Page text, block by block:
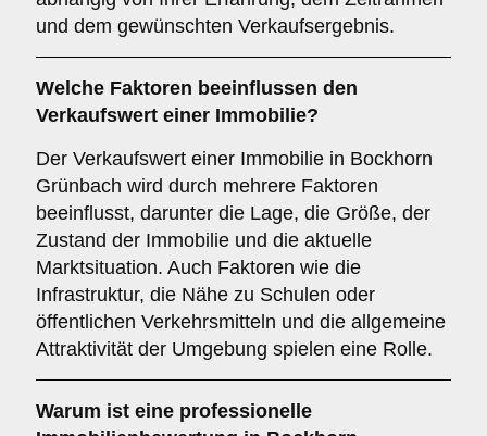
und dem gewünschten Verkaufsergebnis.
Welche Faktoren beeinflussen den
Verkaufswert einer Immobilie?
Der Verkaufswert einer Immobilie in Bockhorn
Grünbach wird durch mehrere Faktoren
beeinflusst, darunter die Lage, die Größe, der
Zustand der Immobilie und die aktuelle
Marktsituation. Auch Faktoren wie die
Infrastruktur, die Nähe zu Schulen oder
öffentlichen Verkehrsmitteln und die allgemeine
Attraktivität der Umgebung spielen eine Rolle.
Warum ist eine professionelle